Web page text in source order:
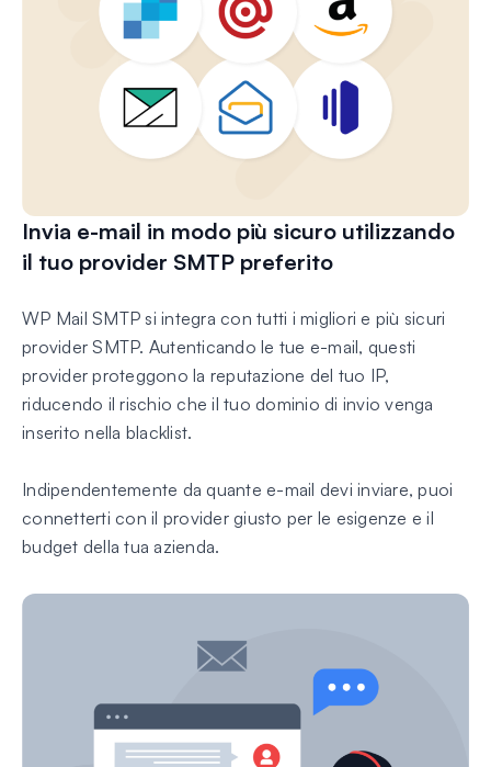
Invia e-mail in modo più sicuro utilizzando
il tuo provider SMTP preferito
WP Mail SMTP si integra con tutti i migliori e più sicuri
provider SMTP. Autenticando le tue e-mail, questi
provider proteggono la reputazione del tuo IP,
riducendo il rischio che il tuo dominio di invio venga
inserito nella blacklist.
Indipendentemente da quante e-mail devi inviare, puoi
connetterti con il provider giusto per le esigenze e il
budget della tua azienda.